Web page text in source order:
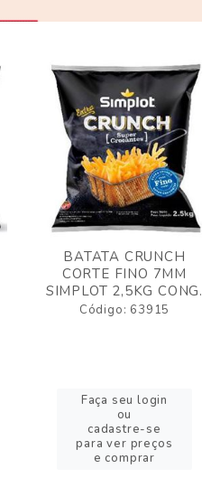
BATATA CRUNCH
CORTE FINO 7MM
SIMPLOT 2,5KG CONG.
Código: 63915
Faça seu login
ou
cadastre-se
para ver preços
e comprar